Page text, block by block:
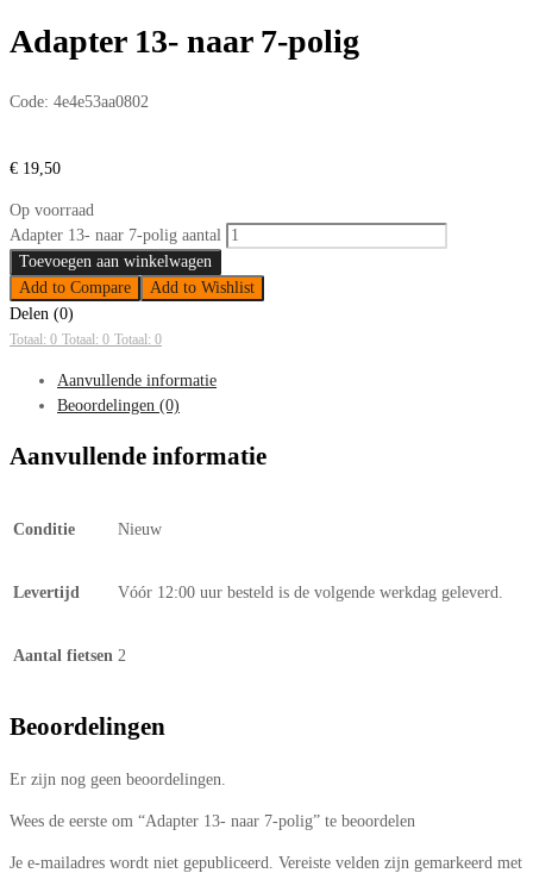
Adapter 13- naar 7-polig
Code: 4e4e53aa0802
€ 19,50
Op voorraad
Adapter 13- naar 7-polig aantal
Toevoegen aan winkelwagen
Add to Compare
Add to Wishlist
Delen (0)
Totaal: 0 Totaal: 0 Totaal: 0
Aanvullende informatie
Beoordelingen (0)
Aanvullende informatie
Conditie Nieuw
Levertijd Vóór 12:00 uur besteld is de volgende werkdag geleverd.
Aantal fietsen 2
Beoordelingen
Er zijn nog geen beoordelingen.
Wees de eerste om “Adapter 13- naar 7-polig” te beoordelen
Je e-mailadres wordt niet gepubliceerd. Vereiste velden zijn gemarkeerd met